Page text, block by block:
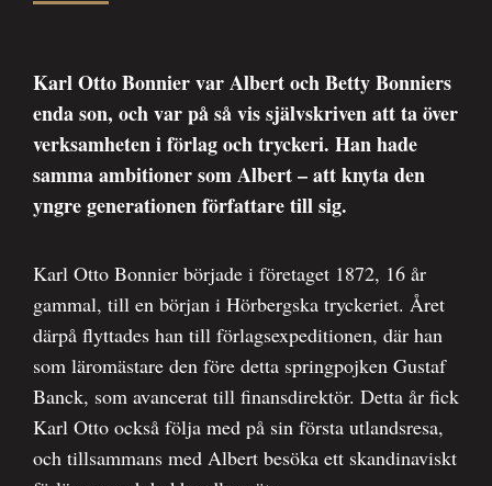
Karl Otto Bonnier var Albert och Betty Bonniers
enda son, och var på så vis självskriven att ta över
verksamheten i förlag och tryckeri. Han hade
samma ambitioner som Albert – att knyta den
yngre generationen författare till sig.
Karl Otto Bonnier började i företaget 1872, 16 år
gammal, till en början i Hörbergska tryckeriet. Året
därpå flyttades han till förlagsexpeditionen, där han
som läromästare den före detta springpojken Gustaf
Banck, som avancerat till finansdirektör. Detta år fick
Karl Otto också följa med på sin första utlandsresa,
och tillsammans med Albert besöka ett skandinaviskt